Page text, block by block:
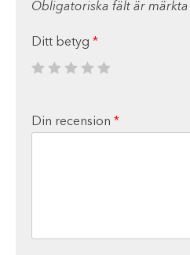
Obligatoriska fält är märkta
Ditt betyg *
Din recension *